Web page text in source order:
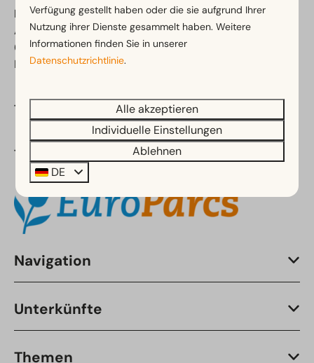
EuroParcs Brunsummerheide
Akerstraat 153
6445 CP Brunssum
Niederlande
Telefon: +31 (0)88 070 80 50
Teil von:
Navigation
Unterkünfte
Themen
Verfügung gestellt haben oder die sie aufgrund Ihrer
Nutzung ihrer Dienste gesammelt haben. Weitere
Informationen finden Sie in unserer
Datenschutzrichtlinie.
Alle akzeptieren
Individuelle Einstellungen
Ablehnen
DE